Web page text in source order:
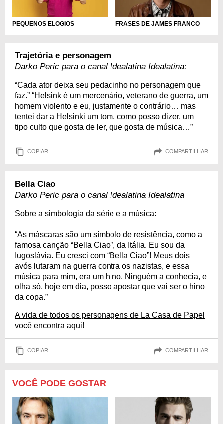
PEQUENOS ELOGIOS FRASES DE JAMES FRANCO
Trajetória e personagem
Darko Peric para o canal Idealatina Idealatina:
“Cada ator deixa seu pedacinho no personagem que
faz.” “Helsink é um mercenário, veterano de guerra, um
homem violento e eu, justamente o contrário… mas
tentei dar a Helsinki um tom, como posso dizer, um
tipo culto que gosta de ler, que gosta de música…”
COPIAR COMPARTILHAR
Bella Ciao
Darko Peric para o canal Idealatina Idealatina
Sobre a simbologia da série e a música:
“As máscaras são um símbolo de resistência, como a
famosa canção “Bella Ciao”, da Itália. Eu sou da
Iugoslávia. Eu cresci com “Bella Ciao”! Meus dois
avós lutaram na guerra contra os nazistas, e essa
música para mim, era um hino. Ninguém a conhecia, e
olha só, hoje em dia, posso apostar que vai ser o hino
da copa.”
A vida de todos os personagens de La Casa de Papel
você encontra aqui!
COPIAR COMPARTILHAR
VOCÊ PODE GOSTAR